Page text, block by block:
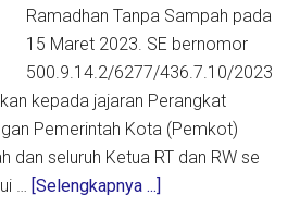
Ramadhan Tanpa Sampah pada
15 Maret 2023. SE bernomor
500.9.14.2/6277/436.7.10/2023
kepada jajaran Perangkat
Pemerintah Kota (Pemkot)
dan seluruh Ketua RT dan RW se
… [Selengkapnya ...]